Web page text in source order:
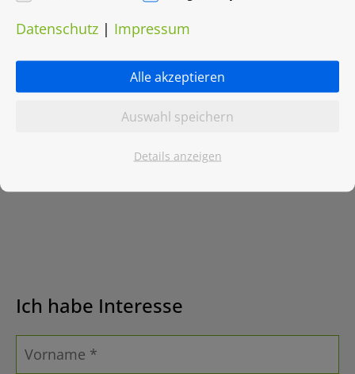
Gas
Ich habe Interesse
Datenschutz | Impressum
Alle akzeptieren
Auswahl speichern
Details anzeigen